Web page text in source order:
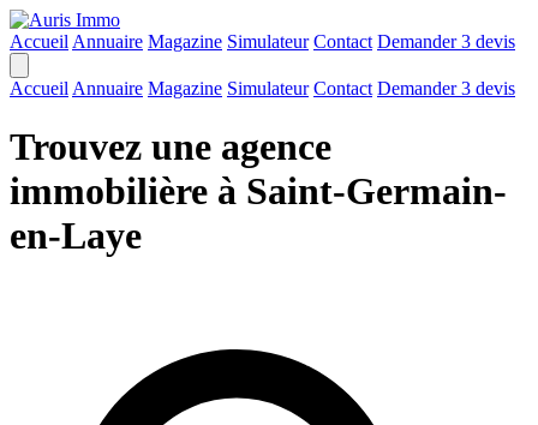
Accueil Annuaire Magazine Simulateur Contact Demander 3 devis
Accueil Annuaire Magazine Simulateur Contact Demander 3 devis
Trouvez une agence
immobilière à Saint-Germain-
en-Laye